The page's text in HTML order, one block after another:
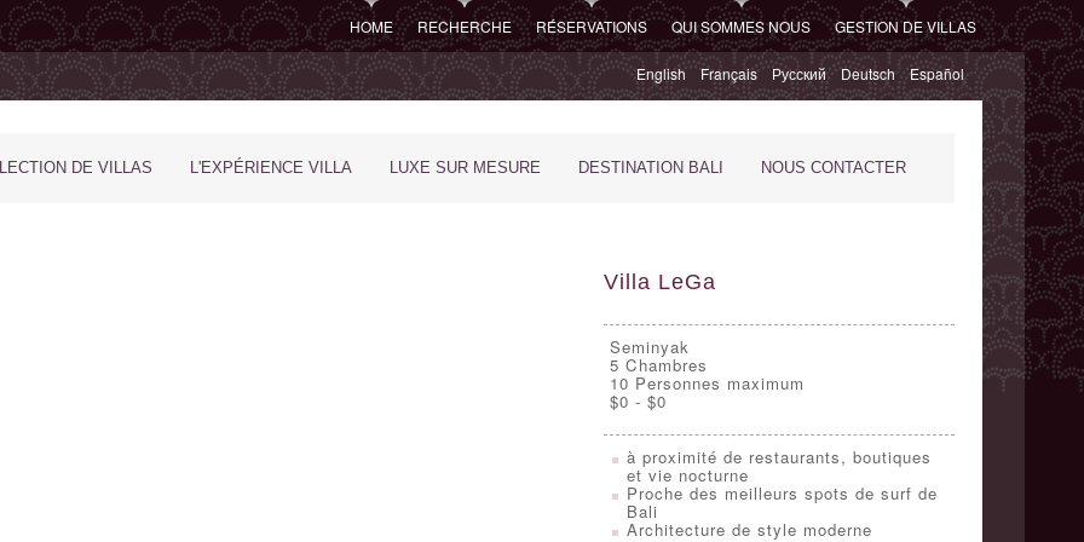
HOME RECHERCHE RÉSERVATIONS QUI SOMMES NOUS GESTION DE VILLAS
English Français Русский Deutsch Español
DE VILLAS L'EXPÉRIENCE VILLA LUXE SUR MESURE DESTINATION BALI NOUS CONTACTER
Villa LeGa
Seminyak
5 Chambres
10 Personnes maximum
$0 - $0
à proximité de restaurants, boutiques
et vie nocturne
Proche des meilleurs spots de surf de
Bali
Architecture de style moderne